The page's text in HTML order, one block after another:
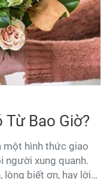
Từ Bao Giờ?
một hình thức giao
người xung quanh.
lòng biết ơn, hay lời